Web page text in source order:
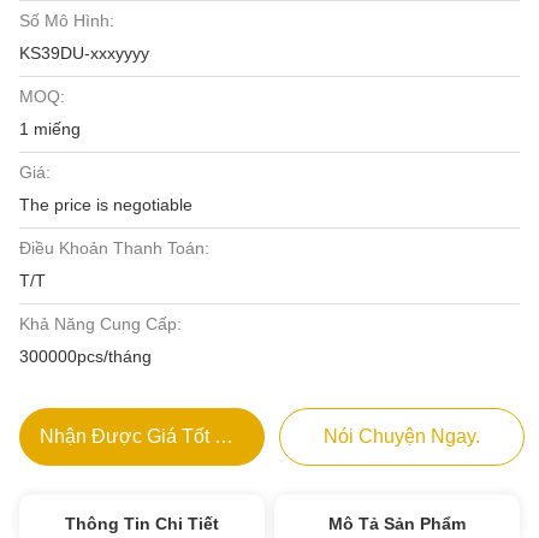
Số Mô Hình:
KS39DU-xxxyyyy
MOQ:
1 miếng
Giá:
The price is negotiable
Điều Khoản Thanh Toán:
T/T
Khả Năng Cung Cấp:
300000pcs/tháng
Nhận Được Giá Tốt Nhất Nói Chuyện Ngay.
Thông Tin Chi Tiết Mô Tả Sản Phẩm